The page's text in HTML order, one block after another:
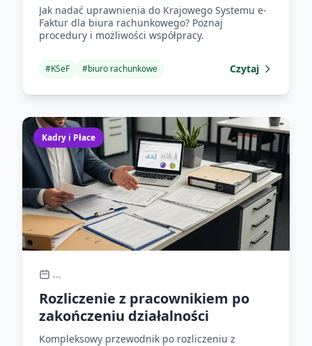
Jak nadać uprawnienia do Krajowego Systemu e-
Faktur dla biura rachunkowego? Poznaj
procedury i możliwości współpracy.
#KSeF #biuro rachunkowe Czytaj
Kadry i Płace
...
Rozliczenie z pracownikiem po
zakończeniu działalności
Kompleksowy przewodnik po rozliczeniu z